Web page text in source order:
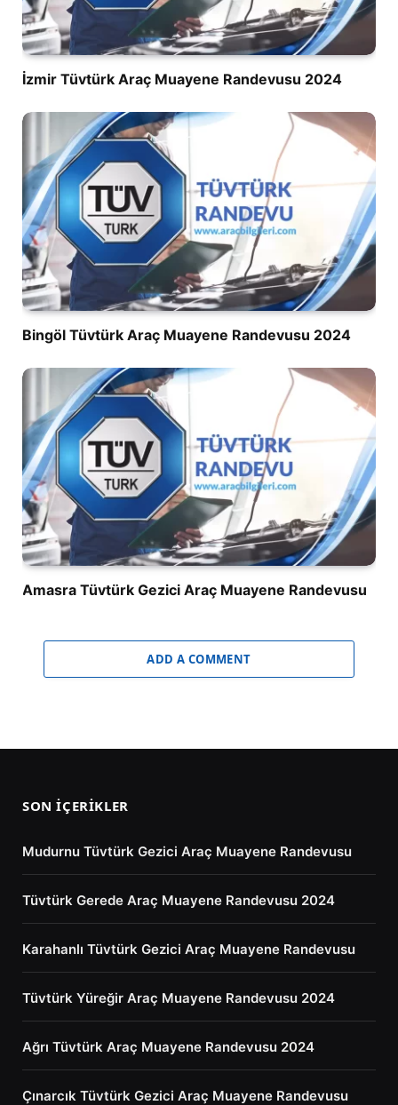
İzmir Tüvtürk Araç Muayene Randevusu 2024
Bingöl Tüvtürk Araç Muayene Randevusu 2024
Amasra Tüvtürk Gezici Araç Muayene Randevusu
ADD A COMMENT
SON İÇERIKLER
Mudurnu Tüvtürk Gezici Araç Muayene Randevusu
Tüvtürk Gerede Araç Muayene Randevusu 2024
Karahanlı Tüvtürk Gezici Araç Muayene Randevusu
Tüvtürk Yüreğir Araç Muayene Randevusu 2024
Ağrı Tüvtürk Araç Muayene Randevusu 2024
Çınarcık Tüvtürk Gezici Araç Muayene Randevusu